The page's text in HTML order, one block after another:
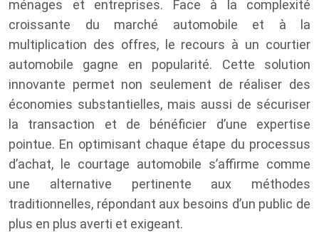
ménages et entreprises. Face à la complexité
croissante du marché automobile et à la
multiplication des offres, le recours à un courtier
automobile gagne en popularité. Cette solution
innovante permet non seulement de réaliser des
économies substantielles, mais aussi de sécuriser
la transaction et de bénéficier d’une expertise
pointue. En optimisant chaque étape du processus
d’achat, le courtage automobile s’affirme comme
une alternative pertinente aux méthodes
traditionnelles, répondant aux besoins d’un public de
plus en plus averti et exigeant.